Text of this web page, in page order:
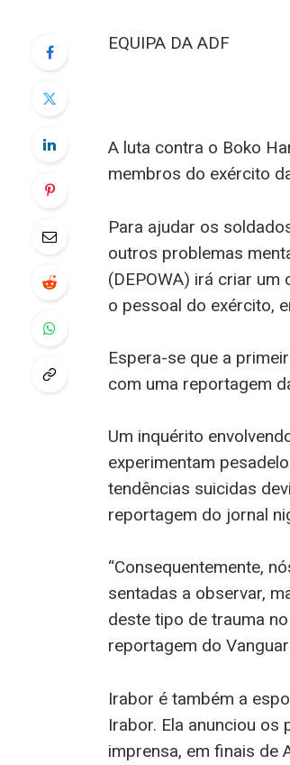
EQUIPA DA ADF
A luta contra o Boko
membros do exército
Para ajudar os
outros problemas
(DEPOWA) irá criar
o pessoal do exército,
Espera-se que a
com uma reportagem
Um inquérito
experimentam
tendências suicidas
reportagem do jornal
“Consequentemente,
sentadas a observar,
deste tipo de trauma
reportagem do
Irabor é também a
Irabor. Ela anunciou
imprensa, em finais de